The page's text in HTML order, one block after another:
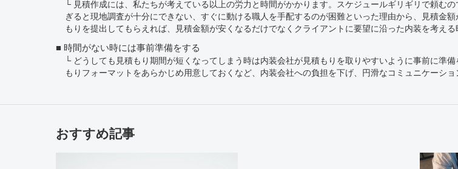
見積作成には、私たちが考えている以上の労力と時間がかかります。スケジュールギリギリで頼む
ぎると現地調査が十分にできない、すぐに動ける職人を手配するのが困難といった理由から、見積金
もりを提出してもらえれば、見積金額が安くなるだけでなくクライアントに要望に沿った内装を考え
時間がない時には事前準備をする
どうしても見積もり期間が短くなってしまう時は内装会社が見積もりを取りやすいように事前に準
もりフォーマットをあらかじめ用意しておくなど、内装会社への負担を下げ、円滑なコミュニケーシ
おすすめ記事